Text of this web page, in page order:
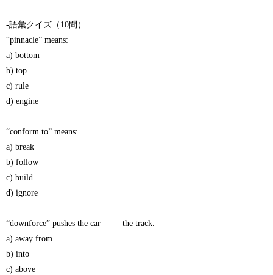
-語彙クイズ（10問）
“pinnacle” means:
a) bottom
b) top
c) rule
d) engine
“conform to” means:
a) break
b) follow
c) build
d) ignore
“downforce” pushes the car ____ the track.
a) away from
b) into
c) above